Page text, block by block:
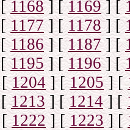
[1168] [1169] [
[1177] [1178] [
[1186] [1187] [
[1195] [1196] [
[1204] [1205] [
[1213] [1214] [
[1222] [1223] [